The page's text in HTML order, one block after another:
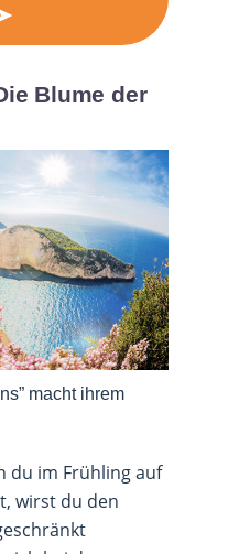
Blume der
macht ihrem
du im Frühling auf
wirst du den